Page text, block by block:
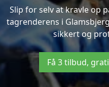
Slip for selv at kravle op
tagrenderens i
sikkert og
Få 3 tilbud,